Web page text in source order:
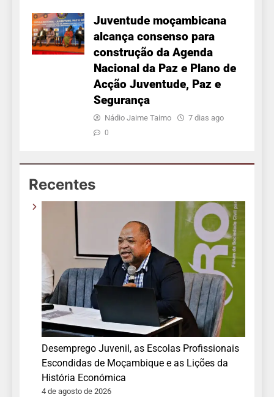
Juventude moçambicana
alcança consenso para
construção da Agenda
Nacional da Paz e Plano de
Acção Juventude, Paz e
Segurança
Nádio Jaime Taimo 7 dias ago
0
Recentes
Desemprego Juvenil, as Escolas Profissionais
Escondidas de Moçambique e as Lições da
História Económica
4 de agosto de 2026